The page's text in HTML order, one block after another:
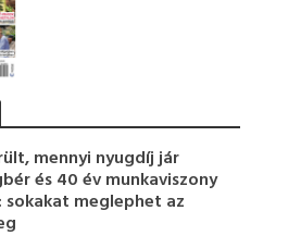
mennyi nyugdíj jár
és 40 év munkaviszony
sokakat meglephet az